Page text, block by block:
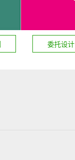
委托设计